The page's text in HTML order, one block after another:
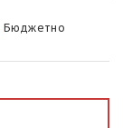
Бюджетно